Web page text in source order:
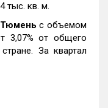
тыс. кв. м.
Тюмень с объемом
3,07% от общего
За квартал